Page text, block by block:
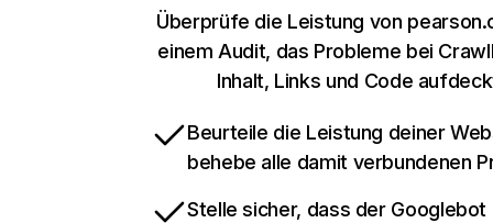
Überprüfe die Leistung von
einem Audit, das Probleme bei
Inhalt, Links und Code
Beurteile die Leistung deiner
behebe alle damit verbundenen
Stelle sicher, dass der Googlebot